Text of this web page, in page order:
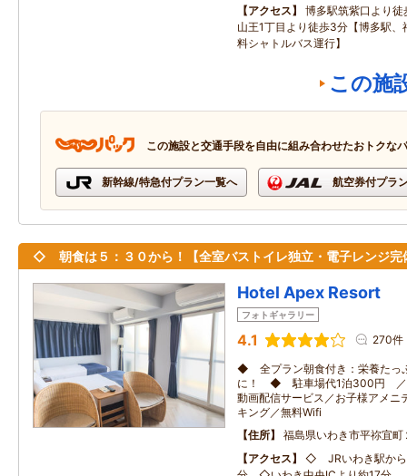
アクセス
博多駅筑紫口より
山王1丁目より徒歩3分【博多駅、
料シャトルバス運行】
この施
この施設と交通手段を自由に組み合わせたおトクな
新幹線/特急付プラン一覧へ 航空券付プラ
◇ 朝食は５：３０から！【全室バストイレ独立・電子レンジ完
Hotel Apex Resort
フォトギャラリー
4.1 270件
◆ 全プラン朝食付き：栄養たっ
に！ ◆ 駐車場代1泊300円 ／
動画配信サービス／お子様アメニ
キング／無料Wifi
住所
福島県いわき市平祢宜町
アクセス
◇ JRいわき駅から